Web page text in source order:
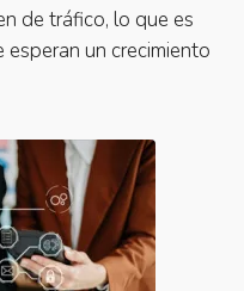
de tráfico, lo que es
un crecimiento